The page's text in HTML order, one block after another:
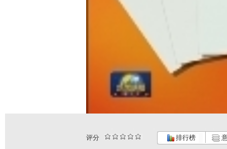
评分 排行榜